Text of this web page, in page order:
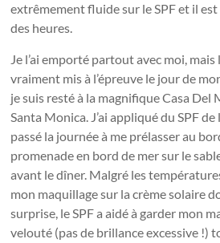
extrêmement fluide sur le SPF et il
des heures.
Je l’ai emporté partout avec moi,
vraiment mis à l’épreuve le jour de
je suis resté à la magnifique Casa Del
Santa Monica. J’ai appliqué du SPF de
passé la journée à me prélasser au
promenade en bord de mer sur le
avant le dîner. Malgré les
mon maquillage sur la crème solaire
surprise, le SPF a aidé à garder mon
velouté (pas de brillance excessive !)